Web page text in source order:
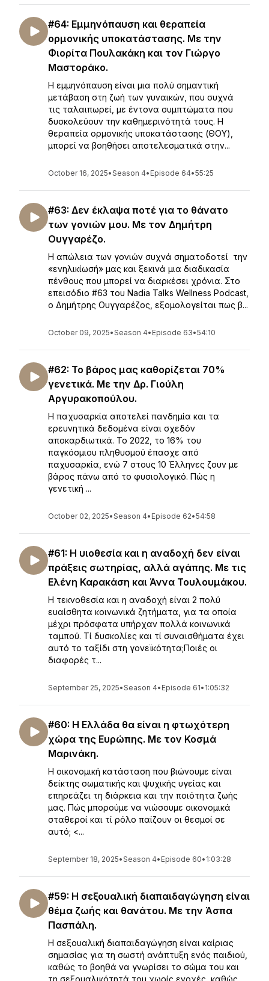
#64: Εμμηνόπαυση και θεραπεία
ορμονικής υποκατάστασης. Με την
Φιορίτα Πουλακάκη και τον Γιώργο
Μαστοράκο.
Η εμμηνόπαυση είναι μια πολύ σημαντική
μετάβαση στη ζωή των γυναικών, που συχνά
τις ταλαιπωρεί, με έντονα συμπτώματα που
δυσκολεύουν την καθημερινότητά τους. Η
θεραπεία ορμονικής υποκατάστασης (ΘΟΥ),
μπορεί να βοηθήσει αποτελεσματικά στην...
October 16, 2025•Season 4• Episode 64•55:25
#63: Δεν έκλαψα ποτέ για το θάνατο
των γονιών μου. Με τον Δημήτρη
Ουγγαρέζο.
Η απώλεια των γονιών συχνά σηματοδοτεί την
«ενηλικίωσή» μας και ξεκινά μια διαδικασία
πένθους που μπορεί να διαρκέσει χρόνια. Στο
επεισόδιο #63 του Nadia Talks Wellness Podcast,
ο Δημήτρης Ουγγαρέζος, εξομολογείται πως β...
October 09, 2025•Season 4• Episode 63•54:10
#62: Το βάρος μας καθορίζεται 70%
γενετικά. Με την Δρ. Γιούλη
Αργυρακοπούλου.
Η παχυσαρκία αποτελεί πανδημία και τα
ερευνητικά δεδομένα είναι σχεδόν
αποκαρδιωτικά. Το 2022, το 16% του
παγκόσμιου πληθυσμού έπασχε από
παχυσαρκία, ενώ 7 στους 10 Έλληνες ζουν με
βάρος πάνω από το φυσιολογικό. Πώς η
γενετική ...
October 02, 2025•Season 4• Episode 62•54:58
#61: Η υιοθεσία και η αναδοχή δεν είναι
πράξεις σωτηρίας, αλλά αγάπης. Με τις
Ελένη Καρακάση και Άννα Τουλουμάκου.
Η τεκνοθεσία και η αναδοχή είναι 2 πολύ
ευαίσθητα κοινωνικά ζητήματα, για τα οποία
μέχρι πρόσφατα υπήρχαν πολλά κοινωνικά
ταμπού. Τί δυσκολίες και τί συναισθήματα έχει
αυτό το ταξίδι στη γονεϊκότητα;Ποιές οι
διαφορές τ...
September 25, 2025•Season 4• Episode 61• 1:05:32
#60: Η Ελλάδα θα είναι η φτωχότερη
χώρα της Ευρώπης. Με τον Κοσμά
Μαρινάκη.
Η οικονομική κατάσταση που βιώνουμε είναι
δείκτης σωματικής και ψυχικής υγείας και
επηρεάζει τη διάρκεια και την ποιότητα ζωής
μας. Πώς μπορούμε να νιώσουμε οικονομικά
σταθεροί και τί ρόλο παίζουν οι θεσμοί σε
αυτό; <...
September 18, 2025•Season 4• Episode 60• 1:03:28
#59: Η σεξουαλική διαπαιδαγώγηση είναι
θέμα ζωής και θανάτου. Με την Άσπα
Πασπάλη.
Η σεξουαλική διαπαιδαγώγηση είναι καίριας
σημασίας για τη σωστή ανάπτυξη ενός παιδιού,
καθώς το βοηθά να γνωρίσει το σώμα του και
τη σεξουαλικότητά του χωρίς ενοχές, καθώς